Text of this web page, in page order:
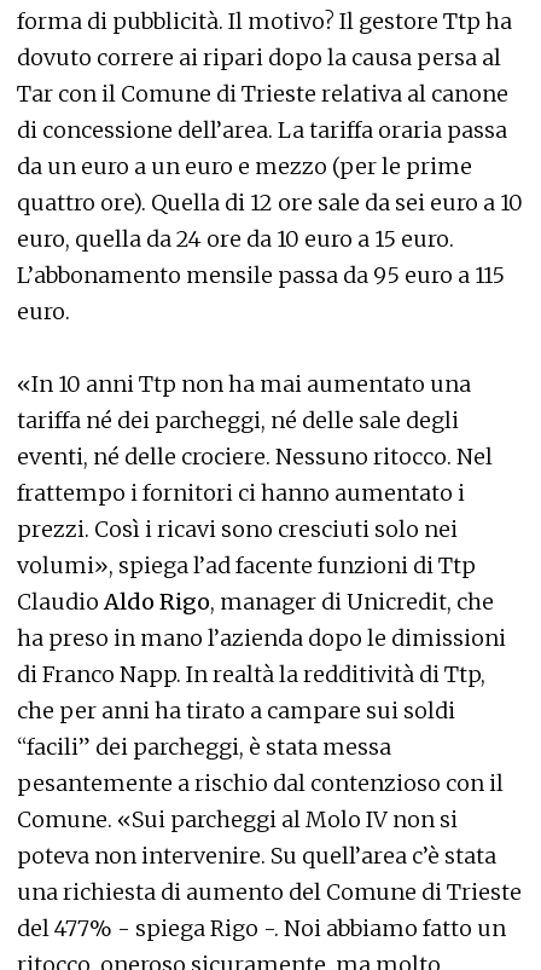
forma di pubblicità. Il motivo? Il gestore Ttp ha
dovuto correre ai ripari dopo la causa persa al
Tar con il Comune di Trieste relativa al canone
di concessione dell’area. La tariffa oraria passa
da un euro a un euro e mezzo (per le prime
quattro ore). Quella di 12 ore sale da sei euro a 10
euro, quella da 24 ore da 10 euro a 15 euro.
L’abbonamento mensile passa da 95 euro a 115
euro.
«In 10 anni Ttp non ha mai aumentato una
tariffa né dei parcheggi, né delle sale degli
eventi, né delle crociere. Nessuno ritocco. Nel
frattempo i fornitori ci hanno aumentato i
prezzi. Così i ricavi sono cresciuti solo nei
volumi», spiega l’ad facente funzioni di Ttp
ClaudioAldo Rigo, manager di Unicredit, che
ha preso in mano l’azienda dopo le dimissioni
di Franco Napp. In realtà la redditività di Ttp,
che per anni ha tirato a campare sui soldi
“facili” dei parcheggi, è stata messa
pesantemente a rischio dal contenzioso con il
Comune. «Sui parcheggi al Molo IV non si
poteva non intervenire. Su quell’area c’è stata
una richiesta di aumento del Comune di Trieste
del 477% - spiega Rigo -. Noi abbiamo fatto un